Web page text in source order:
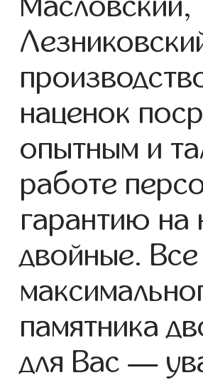
Масловский,
наценок
опытным и
работе
гарантию на
двойные.
памятника
для Вас —